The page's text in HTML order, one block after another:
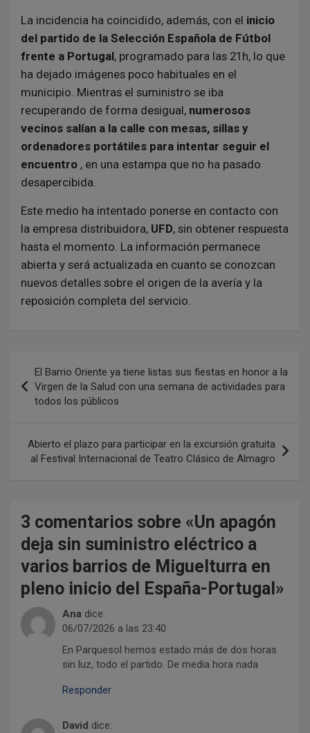
La incidencia ha coincidido, además, con el inicio
del partido de la Selección Española de Fútbol
frente a Portugal, programado para las 21h, lo que
ha dejado imágenes poco habituales en el
municipio. Mientras el suministro se iba
recuperando de forma desigual, numerosos
vecinos salían a la calle con mesas, sillas y
ordenadores portátiles para intentar seguir el
encuentro , en una estampa que no ha pasado
desapercibida.
Este medio ha intentado ponerse en contacto con
la empresa distribuidora, UFD, sin obtener respuesta
hasta el momento. La información permanece
abierta y será actualizada en cuanto se conozcan
nuevos detalles sobre el origen de la avería y la
reposición completa del servicio.
El Barrio Oriente ya tiene listas sus fiestas en honor a la
Virgen de la Salud con una semana de actividades para
todos los públicos
Abierto el plazo para participar en la excursión gratuita
al Festival Internacional de Teatro Clásico de Almagro
3 comentarios sobre «Un apagón
deja sin suministro eléctrico a
varios barrios de Miguelturra en
pleno inicio del España-Portugal »
Ana dice:
06/07/2026 a las 23:40
En Parquesol hemos estado más de dos horas
sin luz, todo el partido. De media hora nada
Responder
David dice: